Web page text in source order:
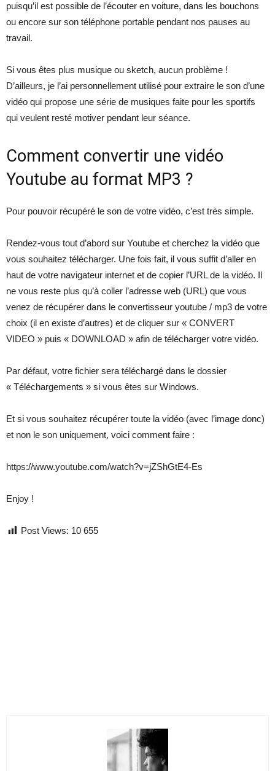
puisqu’il est possible de l’écouter en voiture, dans les bouchons
ou encore sur son téléphone portable pendant nos pauses au
travail.
Si vous êtes plus musique ou sketch, aucun problème !
D’ailleurs, je l’ai personnellement utilisé pour extraire le son d’une
vidéo qui propose une série de musiques faite pour les sportifs
qui veulent resté motiver pendant leur séance.
Comment convertir une vidéo
Youtube au format MP3 ?
Pour pouvoir récupéré le son de votre vidéo, c’est très simple.
Rendez-vous tout d’abord sur Youtube et cherchez la vidéo que
vous souhaitez télécharger. Une fois fait, il vous suffit d’aller en
haut de votre navigateur internet et de copier l’URL de la vidéo. Il
ne vous reste plus qu’à coller l’adresse web (URL) que vous
venez de récupérer dans le convertisseur youtube / mp3 de votre
choix (il en existe d’autres) et de cliquer sur « CONVERT
VIDEO » puis « DOWNLOAD » afin de télécharger votre vidéo.
Par défaut, votre fichier sera téléchargé dans le dossier
« Téléchargements » si vous êtes sur Windows.
Et si vous souhaitez récupérer toute la vidéo (avec l’image donc)
et non le son uniquement, voici comment faire :
https://www.youtube.com/watch?v=jZShGtE4-Es
Enjoy !
Post Views: 10 655